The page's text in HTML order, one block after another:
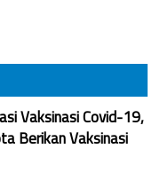
Vaksinasi Covid-19,
Berikan Vaksinasi